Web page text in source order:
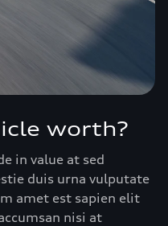
worth?
in value at sed
duis urna vulputate
amet est sapien elit
nisi at